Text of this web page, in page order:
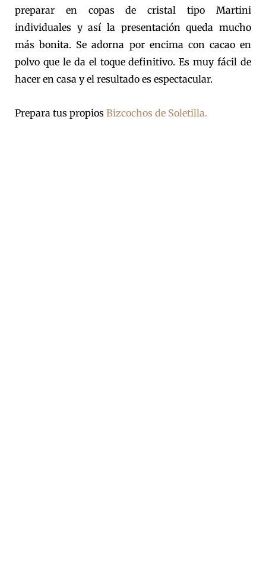
preparar en copas de cristal tipo Martini
individuales y así la presentación queda mucho
más bonita. Se adorna por encima con cacao en
polvo que le da el toque definitivo. Es muy fácil de
hacer en casa y el resultado es espectacular.
Prepara tus propios Bizcochos de Soletilla.